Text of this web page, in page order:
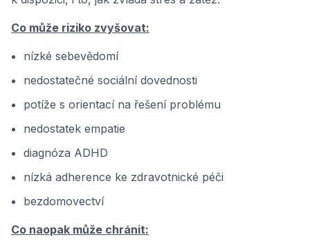
Co může riziko zvyšovat:
nízké sebevědomí
nedostatečné sociální dovednosti
potíže s orientací na řešení problému
nedostatek empatie
diagnóza ADHD
nízká adherence ke zdravotnické péči
bezdomovectví
Co naopak může chránit: